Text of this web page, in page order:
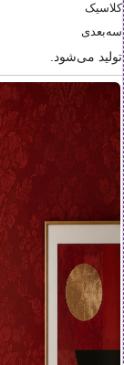
کلاسیک
سه‌بعدی
تولید می‌شود.